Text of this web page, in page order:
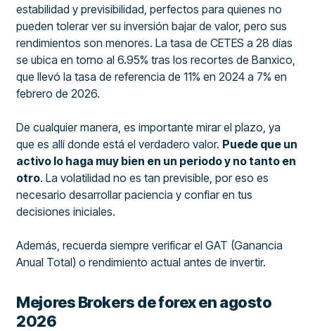
estabilidad y previsibilidad, perfectos para quienes no
pueden tolerar ver su inversión bajar de valor, pero sus
rendimientos son menores. La tasa de CETES a 28 días
se ubica en torno al 6.95% tras los recortes de Banxico,
que llevó la tasa de referencia de 11% en 2024 a 7% en
febrero de 2026.
De cualquier manera, es importante mirar el plazo, ya
que es allí donde está el verdadero valor. Puede que un
activo lo haga muy bien en un periodo y no tanto en
otro. La volatilidad no es tan previsible, por eso es
necesario desarrollar paciencia y confiar en tus
decisiones iniciales.
Además, recuerda siempre verificar el GAT (Ganancia
Anual Total) o rendimiento actual antes de invertir.
Mejores Brokers de forex en agosto
2026